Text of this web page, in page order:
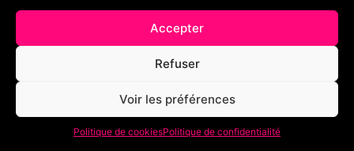
Accepter
Refuser
Voir les préférences
Politique de cookiesPolitique de confidentialité
t
20
7
Dans